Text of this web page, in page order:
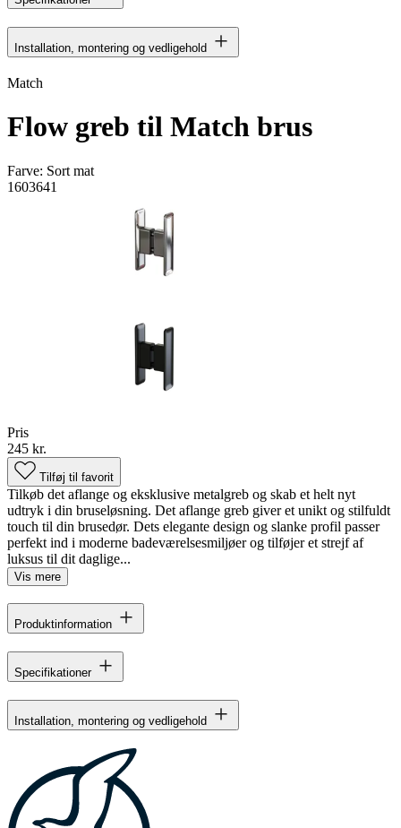
Installation, montering og vedligehold
Match
Flow greb til Match brus
Farve: Sort mat
1603641
Pris
245 kr.
Tilføj til favorit
Tilkøb det aflange og eksklusive metalgreb og skab et helt nyt
udtryk i din bruseløsning. Det aflange greb giver et unikt og stilfuldt
touch til din brusedør. Dets elegante design og slanke profil passer
perfekt ind i moderne badeværelsesmiljøer og tilføjer et strejf af
luksus til dit daglige...
Vis mere
Produktinformation
Specifikationer
Installation, montering og vedligehold